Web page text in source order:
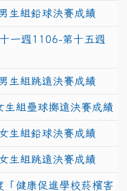
生組鉛球決賽成績
一週1106-第十五週
生組跳遠決賽成績
組壘球擲遠決賽成績
生組鉛球決賽成績
生組跳遠決賽成績
健康促進學校菸檳害